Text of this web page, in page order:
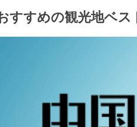
すすめの観光地ベス